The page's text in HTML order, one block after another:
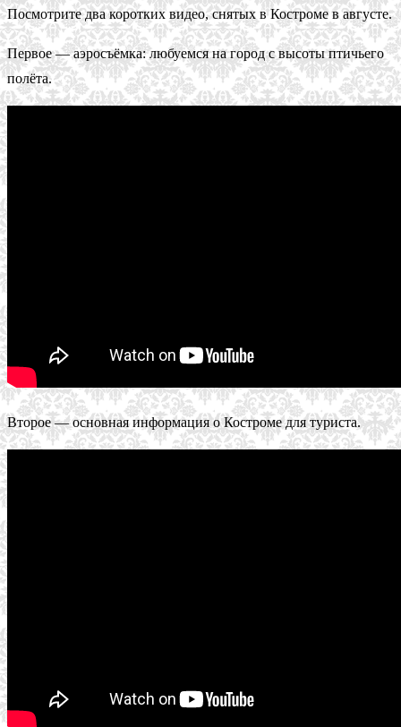
Посмотрите два коротких видео, снятых в Костроме в августе.
Первое — аэросъёмка: любуемся на город с высоты птичьего
полёта.
Второе — основная информация о Костроме для туриста.